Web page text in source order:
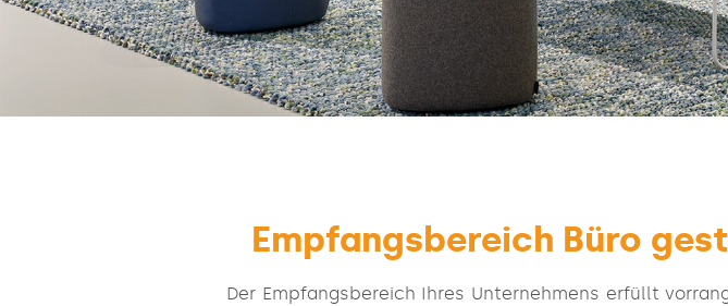
Empfangsbereich Büro
Der Empfangsbereich Ihres Unternehmens erfüllt